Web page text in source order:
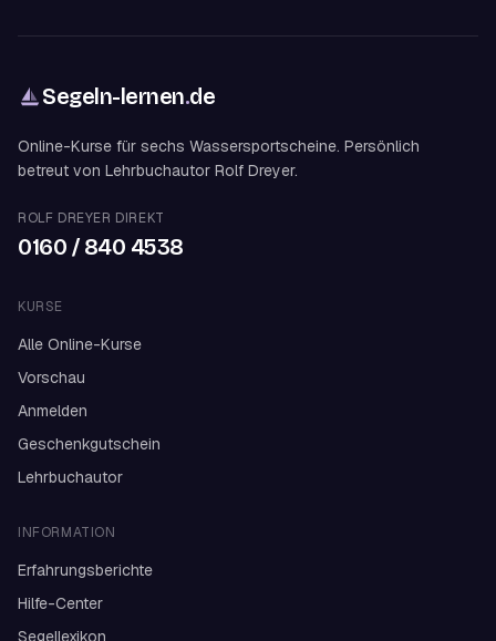
Segeln-lernen.de
Online-Kurse für sechs Wassersportscheine. Persönlich
betreut von Lehrbuchautor Rolf Dreyer.
ROLF DREYER DIREKT
0160 / 840 4538
KURSE
Alle Online-Kurse
Vorschau
Anmelden
Geschenkgutschein
Lehrbuchautor
INFORMATION
Erfahrungsberichte
Hilfe-Center
Segellexikon